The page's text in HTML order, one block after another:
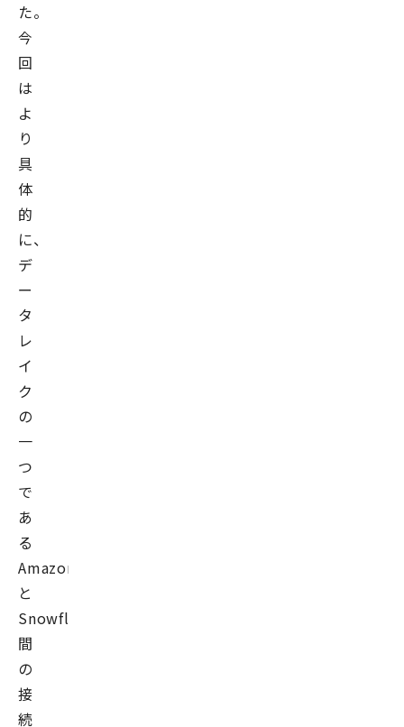
た。
今
回
は
よ
り
具
体
的
に、
デ
ー
タ
レ
イ
ク
の
一
つ
で
あ
る
AmazonS3
と
Snowflake
間
の
接
続